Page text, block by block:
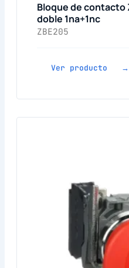
Bloque de contacto
doble 1na+1nc
ZBE205
Ver producto →